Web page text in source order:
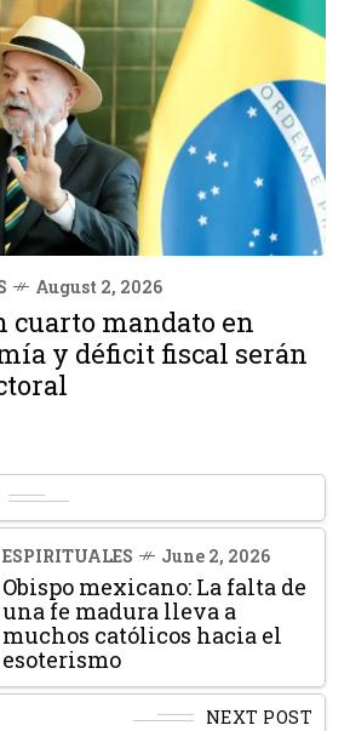
August 2, 2026
cuarto mandato en
y déficit fiscal serán
ESPIRITUALES June 2, 2026
Obispo mexicano: La falta de
una fe madura lleva a
muchos católicos hacia el
esoterismo
NEXT POST